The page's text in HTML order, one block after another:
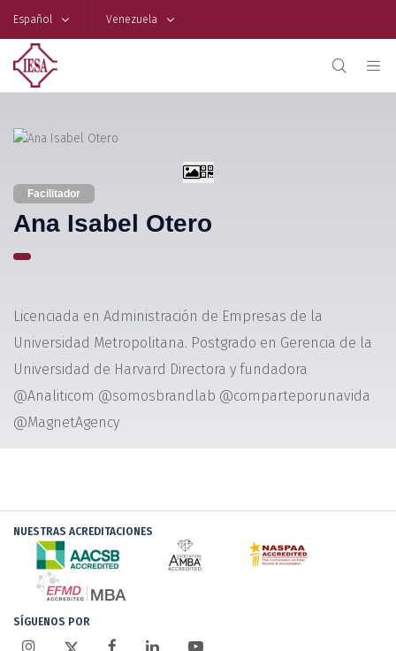
Español Venezuela
Facilitador
Ana Isabel Otero
Licenciada en Administración de Empresas de la
Universidad Metropolitana. Postgrado en Gerencia de la
Universidad de Harvard Directora y fundadora
@Analiticom @somosbrandlab @comparteporunavida
@MagnetAgency
NUESTRAS ACREDITACIONES
SÍGUENOS POR